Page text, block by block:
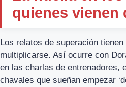
quienes vienen
Los relatos de superación
multiplicarse. Así ocurre con
en las charlas de entrenadores,
chavales que sueñan empezar